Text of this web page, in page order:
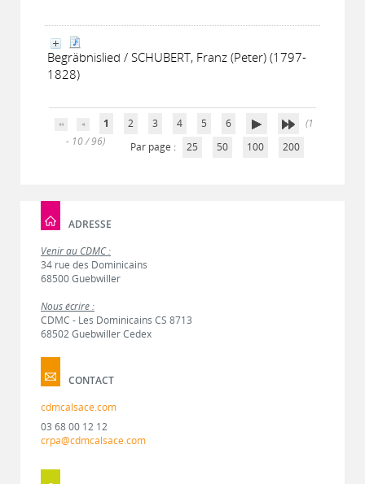
Begräbnislied / SCHUBERT, Franz (Peter) (1797-
1828)
1 2 3 4 5 6
(1
- 10 / 96)
Par page : 25 50 100 200
ADRESSE
Venir au CDMC :
34 rue des Dominicains
68500 Guebwiller
Nous écrire :
CDMC - Les Dominicains CS 8713
68502 Guebwiller Cedex
CONTACT
cdmcalsace.com
03 68 00 12 12
crpa@cdmcalsace.com